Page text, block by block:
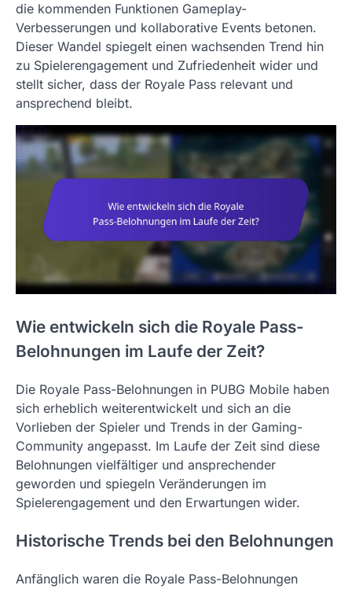
die kommenden Funktionen Gameplay-
Verbesserungen und kollaborative Events betonen.
Dieser Wandel spiegelt einen wachsenden Trend hin
zu Spielerengagement und Zufriedenheit wider und
stellt sicher, dass der Royale Pass relevant und
ansprechend bleibt.
Wie entwickeln sich die Royale Pass-
Belohnungen im Laufe der Zeit?
Die Royale Pass-Belohnungen in PUBG Mobile haben
sich erheblich weiterentwickelt und sich an die
Vorlieben der Spieler und Trends in der Gaming-
Community angepasst. Im Laufe der Zeit sind diese
Belohnungen vielfältiger und ansprechender
geworden und spiegeln Veränderungen im
Spielerengagement und den Erwartungen wider.
Historische Trends bei den Belohnungen
Anfänglich waren die Royale Pass-Belohnungen